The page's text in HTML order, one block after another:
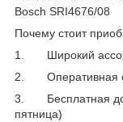
Почему стоит
1.
Широкий
2.
Оперативная
3.
Бесплатная
пятница)